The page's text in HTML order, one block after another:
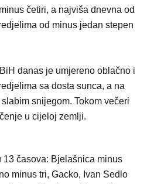
četiri, a najviša dnevna od
od minus jedan stepen
danas je umjereno oblačno i
sa dosta sunca, a na
snijegom. Tokom večeri
u cijeloj zemlji.
13 časova: Bjelašnica minus
minus tri, Gacko, Ivan Sedlo